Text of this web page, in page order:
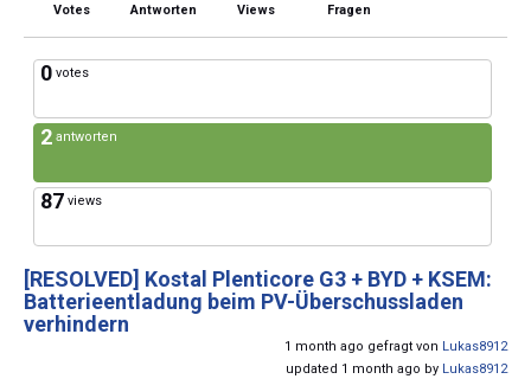
Votes Antworten Views Fragen
0 votes
2 antworten
87 views
[RESOLVED] Kostal Plenticore G3 + BYD + KSEM:
Batterieentladung beim PV-Überschussladen
verhindern
1 month ago gefragt von Lukas8912
updated 1 month ago by Lukas8912